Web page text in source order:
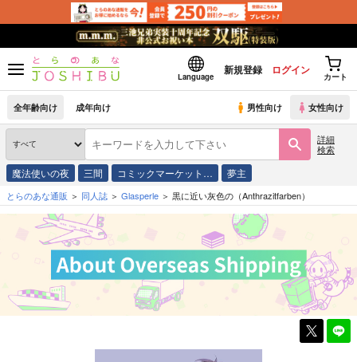
Language
新規登録 ログイン
カート
全年齢向け 成年向け 男性向け 女性向け
詳細
検索
魔法使いの夜 三間 コミックマーケット… 夢主
とらのあな通販 同人誌 Glasperle 黒に近い灰色の（Anthrazitfarben）